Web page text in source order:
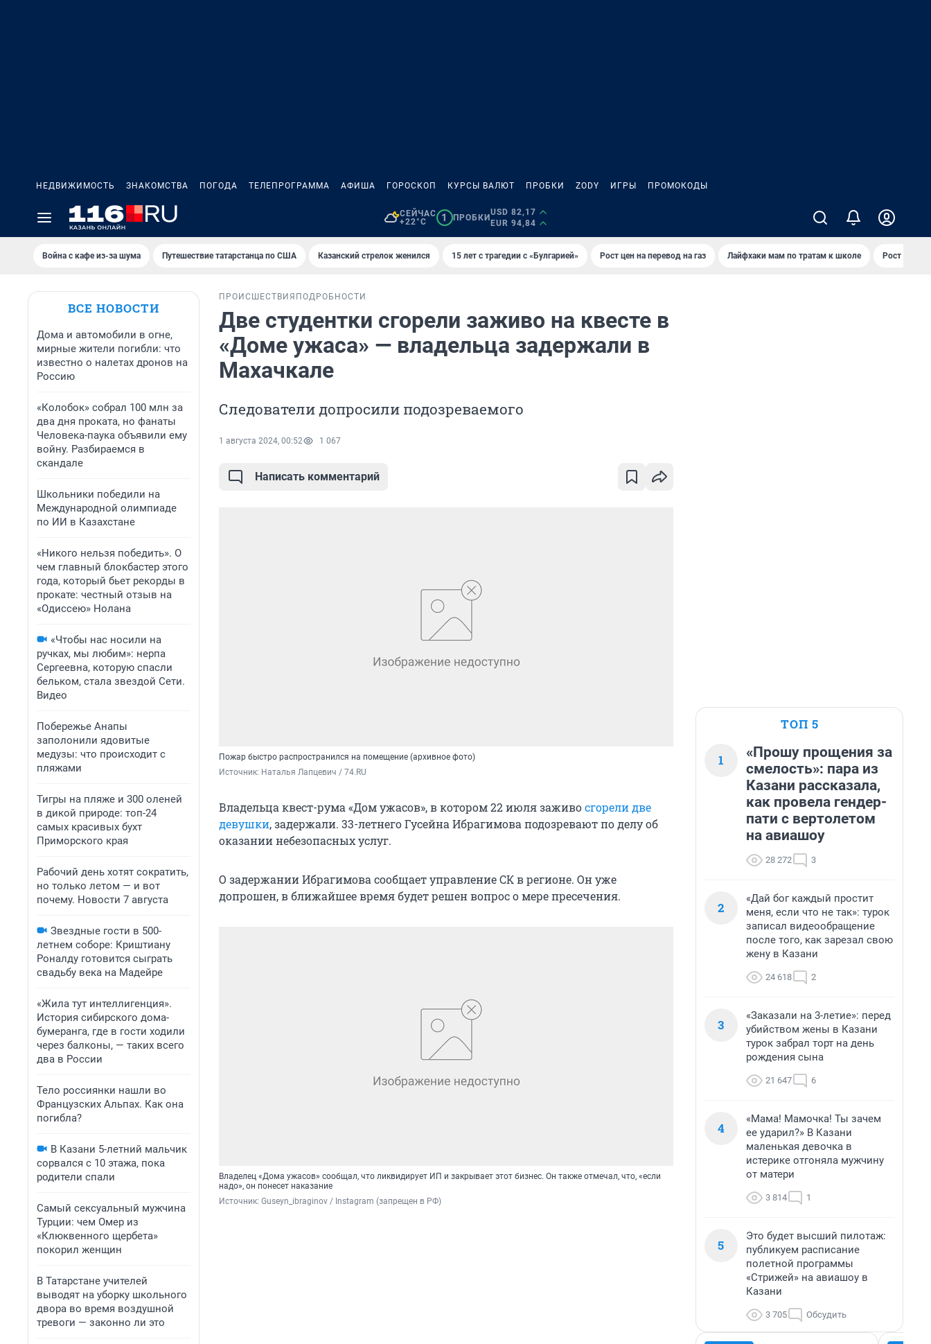
НЕДВИЖИМОСТЬ ЗНАКОМСТВА ПОГОДА ТЕЛЕПРОГРАММА АФИША ГОРОСКОП КУРСЫ ВАЛЮТ ПРОБКИ ZODY ИГРЫ ПРОМОКОДЫ
СЕЙЧАС
+22°C
1 ПРОБКИ
USD 82,17
EUR 94,84
Война с кафе из-за шума Путешествие татарстанца по США Казанский стрелок женился 15 лет с трагедии с «Булгарией» Рост цен на перевод на газ Лайфхаки мам по тратам к школе Рост цен на
ВСЕ НОВОСТИ
Дома и автомобили в огне,
мирные жители погибли: что
известно о налетах дронов на
Россию
«Колобок» собрал 100 млн за
два дня проката, но фанаты
Человека-паука объявили ему
войну. Разбираемся в
скандале
Школьники победили на
Международной олимпиаде
по ИИ в Казахстане
«Никого нельзя победить». О
чем главный блокбастер этого
года, который бьет рекорды в
прокате: честный отзыв на
«Одиссею» Нолана
«Чтобы нас носили на
ручках, мы любим»: нерпа
Сергеевна, которую спасли
бельком, стала звездой Сети.
Видео
Побережье Анапы
заполонили ядовитые
медузы: что происходит с
пляжами
Тигры на пляже и 300 оленей
в дикой природе: топ-24
самых красивых бухт
Приморского края
Рабочий день хотят сократить,
но только летом — и вот
почему. Новости 7 августа
Звездные гости в 500-
летнем соборе: Криштиану
Роналду готовится сыграть
свадьбу века на Мадейре
«Жила тут интеллигенция».
История сибирского дома-
бумеранга, где в гости ходили
через балконы, — таких всего
два в России
Тело россиянки нашли во
Французских Альпах. Как она
погибла?
В Казани 5-летний мальчик
сорвался с 10 этажа, пока
родители спали
Самый сексуальный мужчина
Турции: чем Омер из
«Клюквенного щербета»
покорил женщин
В Татарстане учителей
выводят на уборку школьного
двора во время воздушной
тревоги — законно ли это
ПРОИСШЕСТВИЯ ПОДРОБНОСТИ
Две студентки сгорели заживо на квесте в
«Доме ужаса» — владельца задержали в
Махачкале
Следователи допросили подозреваемого
1 августа 2024, 00:52 1 067
Написать комментарий
Пожар быстро распространился на помещение (архивное фото)
Источник: Наталья Лапцевич / 74.RU
Владельца квест-рума «Дом ужасов», в котором 22 июля заживосгорели две
девушки, задержали. 33-летнего Гусейна Ибрагимова подозревают по делу об
оказании небезопасных услуг.
О задержании Ибрагимова сообщает управление СК в регионе. Он уже
допрошен, в ближайшее время будет решен вопрос о мере пресечения.
Владелец «Дома ужасов» сообщал, что ликвидирует ИП и закрывает этот бизнес. Он также отмечал, что, «если
надо», он понесет наказание
Источник: Guseyn_ibraginov / Instagram (запрещен в РФ)
ТОП 5
1
«Прошу прощения за
смелость»: пара из
Казани рассказала,
как провела гендер-
пати с вертолетом
на авиашоу
28 272 3
2
«Дай бог каждый простит
меня, если что не так»: турок
записал видеообращение
после того, как зарезал свою
жену в Казани
24 618 2
3
«Заказали на 3-летие»: перед
убийством жены в Казани
турок забрал торт на день
рождения сына
21 647 6
4
«Мама! Мамочка! Ты зачем
ее ударил?» В Казани
маленькая девочка в
истерике отгоняла мужчину
от матери
3 814 1
5
Это будет высший пилотаж:
публикуем расписание
полетной программы
«Стрижей» на авиашоу в
Казани
3 705 Обсудить